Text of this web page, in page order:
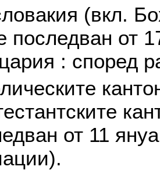
(вкл.
последван от
: според
от 11